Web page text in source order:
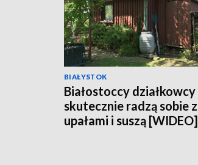
BIAŁYSTOK
Białostoccy działkowcy
skutecznie radzą sobie z
upałami i suszą [WIDEO]